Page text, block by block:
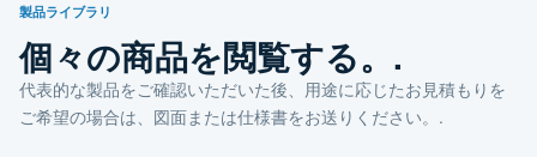
製品ライブラリ
個々の商品を閲覧する。.
代表的な製品をご確認いただいた後、用途に応じたお見積もりを
ご希望の場合は、図面または仕様書をお送りください。.